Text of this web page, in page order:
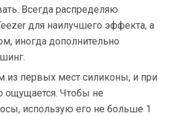
Всегда распределяю
для наилучшего эффекта, а
иногда дополнительно
из первых мест силиконы, и при
ощущается. Чтобы не
использую его не больше 1